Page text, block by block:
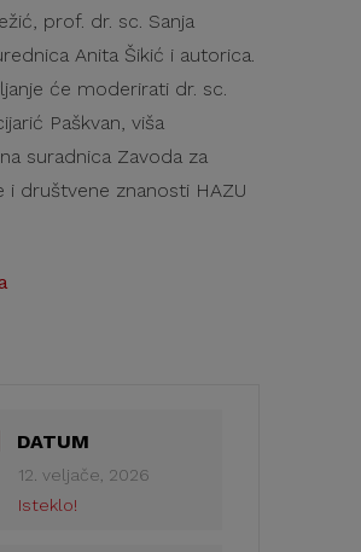
prof. dr. sc. Sanja
Anita Šikić i autorica.
će moderirati dr. sc.
Paškvan, viša
suradnica Zavoda za
i društvene znanosti HAZU
DATUM
12. veljače, 2026
Isteklo!